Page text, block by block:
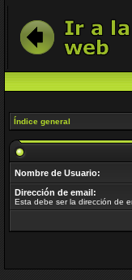
Índice general
Nombre de Usuario:
Dirección de email:
Esta debe ser la dirección de